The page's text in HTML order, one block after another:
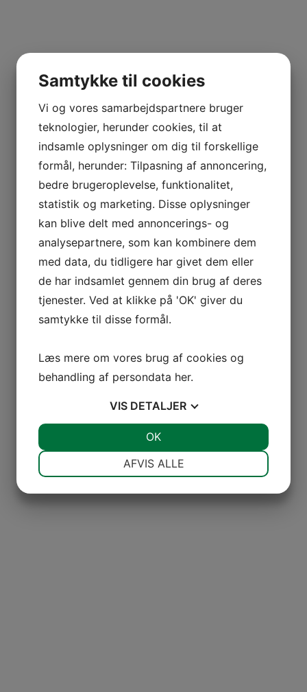
Samtykke til cookies
Vi og vores samarbejdspartnere bruger
teknologier, herunder cookies, til at
indsamle oplysninger om dig til forskellige
formål, herunder: Tilpasning af annoncering,
bedre brugeroplevelse, funktionalitet,
statistik og marketing. Disse oplysninger
kan blive delt med annoncerings- og
analysepartnere, som kan kombinere dem
med data, du tidligere har givet dem eller
de har indsamlet gennem din brug af deres
tjenester. Ved at klikke på 'OK' giver du
samtykke til disse formål.
Læs mere om vores brug af cookies og
behandling af persondata her.
VIS DETALJER
AFVIS ALLE
OK